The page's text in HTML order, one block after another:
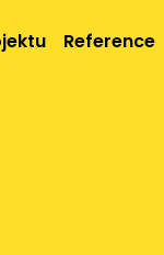
Reference